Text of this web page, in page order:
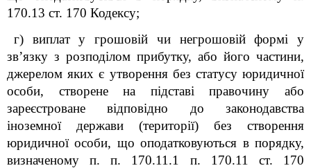
170.13 ст. 170 Кодексу;
г) виплат у грошовій чи негрошовій формі у
зв’язку з розподілом прибутку, або його частини,
джерелом яких є утворення без статусу юридичної
особи, створене на підставі правочину або
зареєстроване відповідно до законодавства
іноземної держави (території) без створення
юридичної особи, що оподатковуються в порядку,
визначеному п. п. 170.11.1 п. 170.11 ст. 170